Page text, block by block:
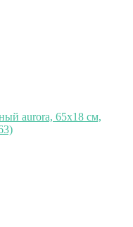
aurora, 65х18 см,